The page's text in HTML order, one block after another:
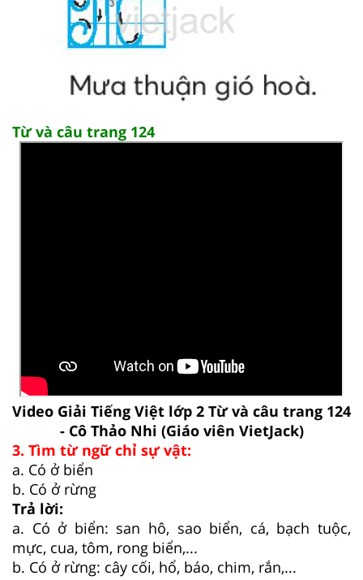
Từ và câu trang 124
Video Giải Tiếng Việt lớp 2 Từ và câu trang 124
- Cô Thảo Nhi (Giáo viên VietJack)
3. Tìm từ ngữ chỉ sự vật:
a. Có ở biển
b. Có ở rừng
Trả lời:
a. Có ở biển: san hô, sao biển, cá, bạch tuộc,
mực, cua, tôm, rong biển,...
b. Có ở rừng: cây cối, hổ, báo, chim, rắn,...